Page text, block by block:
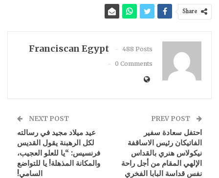
Share
Franciscan Egypt
488 Posts
0 Comments
احتفل سعادة سفير
الفاتيكان رئيس الاساقفة
نيكولاس هنري بالقداس
الإلهي المقام من أجل راحة
نفس قداسة البابا الفخري
NEXT POST
عيد ميلاد مجيد في رسالته
لكل الرهبنة يقول القديس
فرنسيس: “يا للعلو العجيب،
والمكانة المذهلة! يا للتواضع
السامي!